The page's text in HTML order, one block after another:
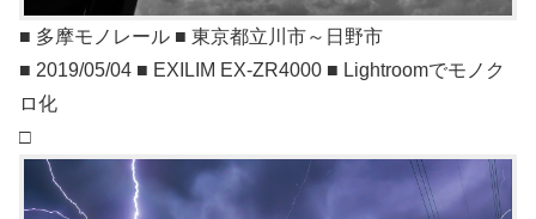
■ 多摩モノレール ■ 東京都立川市～日野市
■ 2019/05/04 ■ EXILIM EX-ZR4000 ■ Lightroomでモノク
ロ化
□